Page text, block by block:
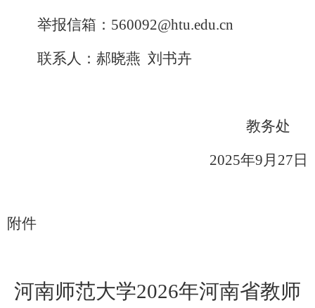
举报信箱： 560092@htu.edu.cn
联系人：郝晓燕 刘书卉
教务处
2025年9月 27 日
附件
河南师范大学2026年河南省教师